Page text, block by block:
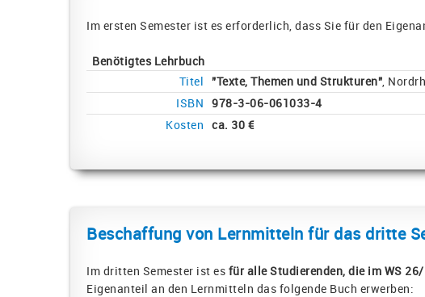
Im ersten Semester ist es erforderlich, dass Sie für den
Benötigtes Lehrbuch
Titel "Texte, Themen und Strukturen",
ISBN 978-3-06-061033-4
Kosten ca. 30 €
Beschaffung von Lernmitteln für das dritte
Im dritten Semester ist es für alle Studierenden, die im WS
Eigenanteil an den Lernmitteln das folgende Buch erwerben: